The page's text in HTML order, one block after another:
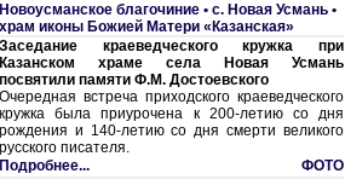
Новоусманское благочиние • с. Hовая Усмань •
храм иконы Божией Матери «Казанская»
Заседание краеведческого кружка при
Казанском храме села Новая Усмань
посвятили памяти Ф.М. Достоевского
Очередная встреча приходского краеведческого
кружка была приурочена к 200-летию со дня
рождения и 140-летию со дня смерти великого
русского писателя.
Подробнее...
ФОТО